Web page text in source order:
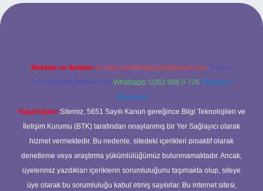
opera bet giriş
Reklam ve İletişim: E-mail: backlinkpaneli@gmail.com Teams:
forumhizmeti@gmail.com Whatsapp: 0262 606 0 726 Telegram:
@karabul
Yasal Uyarı: Sitemiz, 5651 Sayılı Kanun gereğince Bilgi Teknolojileri ve
İletişim Kurumu (BTK) tarafından onaylanmış bir Yer Sağlayıcı olarak
hizmet vermektedir. Bu nedenle, sitedeki içerikleri proaktif olarak
denetleme veya araştırma yükümlülüğümüz bulunmamaktadır. Ancak,
üyelerimiz yazdıkları içeriklerin sorumluluğunu taşımakta olup, siteye
üye olarak bu sorumluluğu kabul etmiş sayılırlar. Bu internet sitesi,